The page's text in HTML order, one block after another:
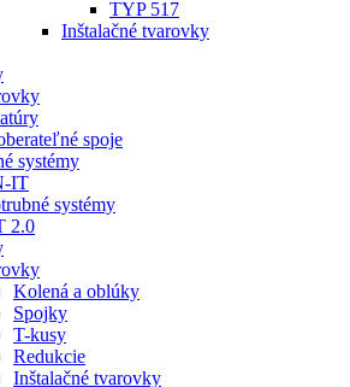
TYP 517
Inštalačné tvarovky
spoje
systémy
IT
systémy
2.0
Kolená a oblúky
Spojky
T-kusy
Redukcie
Inštalačné tvarovky